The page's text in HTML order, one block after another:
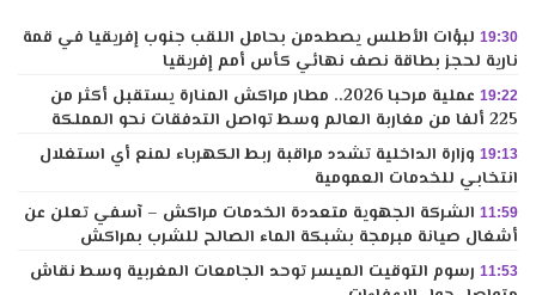
19:30 لبؤات الأطلس يصطدمن بحامل اللقب جنوب إفريقيا في قمة
نارية لحجز بطاقة نصف نهائي كأس أمم إفريقيا
19:22
عملية مرحبا 2026.. مطار مراكش المنارة يستقبل أكثر من
225 ألفا من مغاربة العالم وسط تواصل التدفقات نحو المملكة
19:13 وزارة الداخلية تشدد مراقبة ربط الكهرباء لمنع أي استغلال
انتخابي للخدمات العمومية
11:59 الشركة الجهوية متعددة الخدمات مراكش – آسفي تعلن عن
أشغال صيانة مبرمجة بشبكة الماء الصالح للشرب بمراكش
11:53 رسوم التوقيت الميسر توحد الجامعات المغربية وسط نقاش